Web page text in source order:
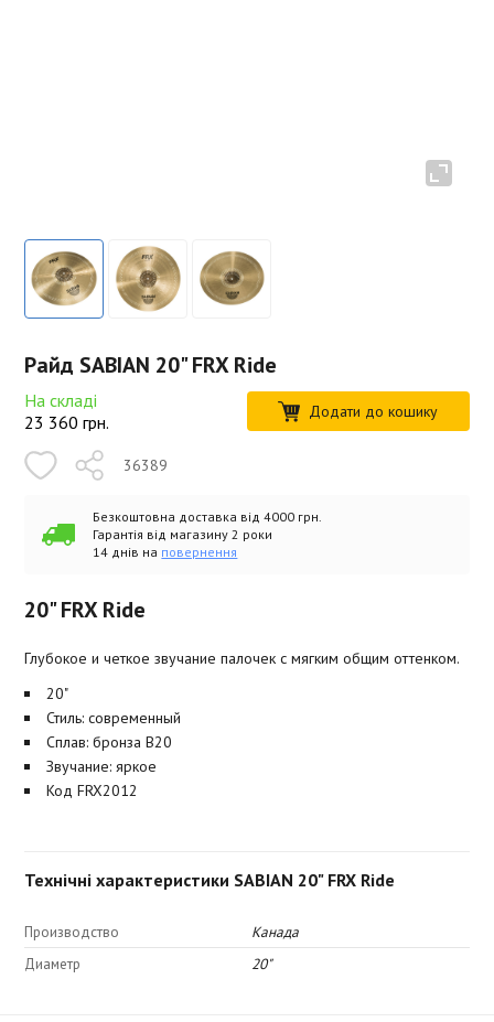
Райд SABIAN 20" FRX Ride
На складі
23 360 грн. Додати до кошику
36389
Безкоштовна доставка від 4000 грн.
Гарантія від магазину 2 роки
14 днів на повернення
20" FRX Ride
Глубокое и четкое звучание палочек с мягким общим оттенком.
20"
Стиль: современный
Сплав: бронза B20
Звучание: яркое
Код FRX2012
Технічні характеристики SABIAN 20" FRX Ride
Производство
Канада
Диаметр
20"